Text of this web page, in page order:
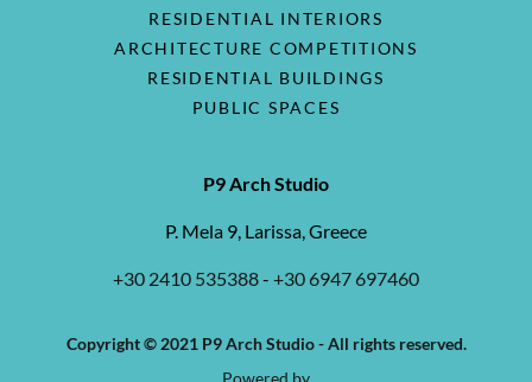
RESIDENTIAL INTERIORS
ARCHITECTURE COMPETITIONS
RESIDENTIAL BUILDINGS
PUBLIC SPACES
P9 Arch Studio
P. Mela 9, Larissa, Greece
+30 2410 535388- +30 6947 697460
Copyright © 2021 P9 Arch Studio - All rights reserved.
Powered by